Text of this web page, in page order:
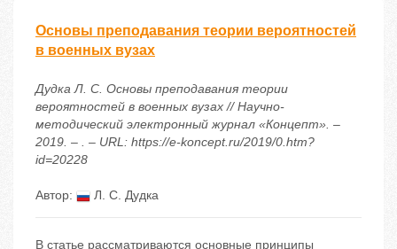
Основы преподавания теории вероятностей
в военных вузах
Дудка Л. С. Основы преподавания теории
вероятностей в военных вузах // Научно-
методический электронный журнал «Концепт». –
2019. – . – URL: https://e-koncept.ru/2019/0.htm?
id=20228
Автор: Л. С. Дудка
В статье рассматриваются основные принципы